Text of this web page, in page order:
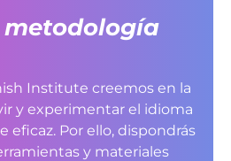
metodología
Institute creemos en la
y experimentar el idioma
eficaz. Por ello, dispondrás
y materiales